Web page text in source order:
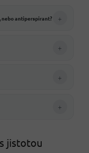
nebo antiperspirant? +
+
+
+
jistotou